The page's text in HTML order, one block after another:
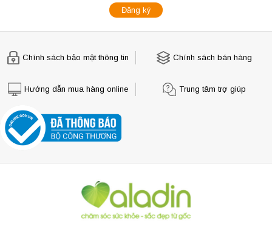
Chính sách bảo mật thông tin Chính sách bán hàng
Hướng dẫn mua hàng online Trung tâm trợ giúp